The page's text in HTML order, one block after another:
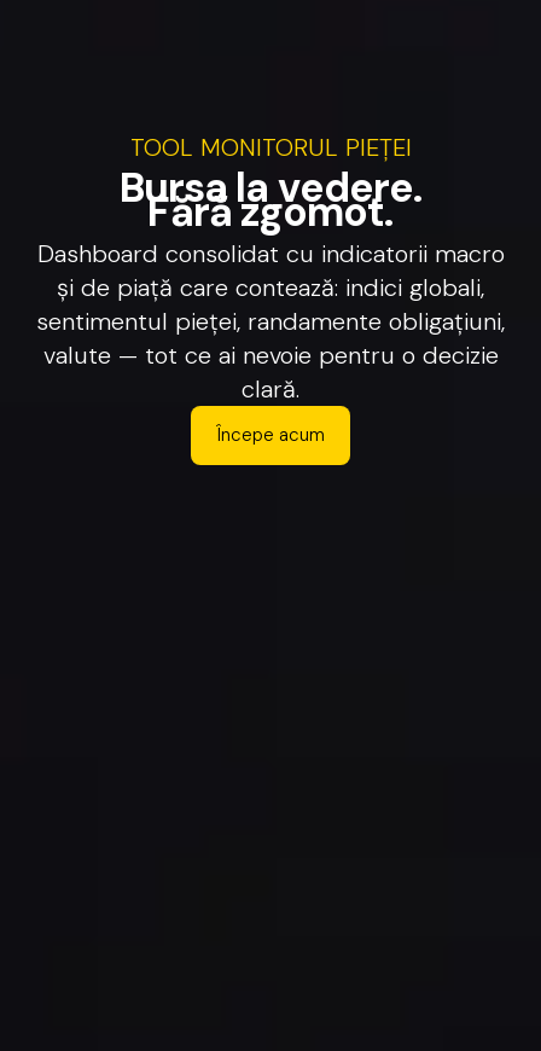
TOOL MONITORUL PIEȚEI
Bursala vedere.
Fărăzgomot.
Dashboard consolidat cu indicatorii macro
și de piață care contează: indici globali,
sentimentul pieței, randamente obligațiuni,
valute — tot ce ai nevoie pentru o decizie
clară.
Începe acum